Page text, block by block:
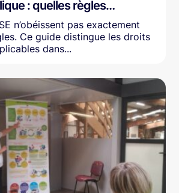
: quelles règles…
n’obéissent pas exactement
Ce guide distingue les droits
dans...